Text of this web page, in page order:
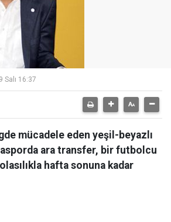
Salı 16:37
mücadele eden yeşil-beyazlı
ara transfer, bir futbolcu
hafta sonuna kadar